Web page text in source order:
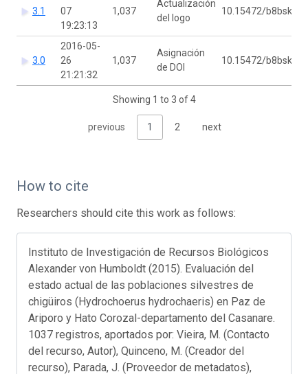
3.1
07
19:23:13
1,037
Actualización
del logo
10.15472/b8bskb
3.0
2016-05-
26
21:21:32
1,037
Asignación
de DOI
10.15472/b8bskb
Showing 1 to 3 of 4
previous 1 2 next
How to cite
Researchers should cite this work as follows:
Instituto de Investigación de Recursos Biológicos
Alexander von Humboldt (2015). Evaluación del
estado actual de las poblaciones silvestres de
chigüiros (Hydrochoerus hydrochaeris) en Paz de
Ariporo y Hato Corozal-departamento del Casanare.
1037 registros, aportados por: Vieira, M. (Contacto
del recurso, Autor), Quinceno, M. (Creador del
recurso), Parada, J. (Proveedor de metadatos),